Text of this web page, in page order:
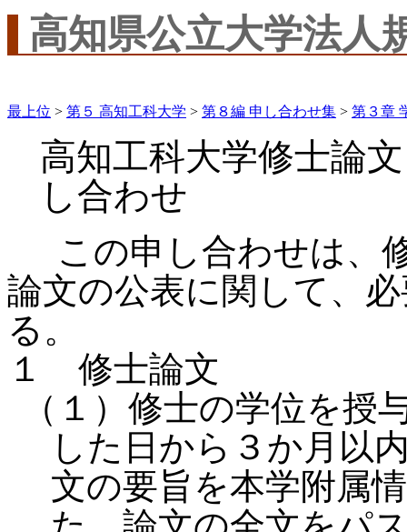
高知県公立大学法人
最上位 > 第５ 高知工科大学 > 第８編 申し合わせ集 > 第３章
高知工科大学修士論
し合わせ
この申し合わせは、
論文の公表に関して、
る。
１ 修士論文
（１）修士の学位を授
した日から３か月以
文の要旨を本学附属